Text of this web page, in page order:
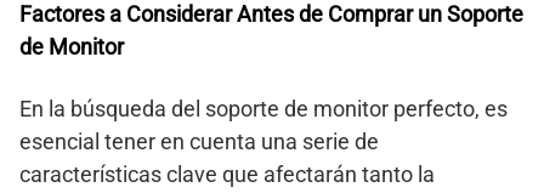
Factores a Considerar Antes de Comprar un Soporte
de Monitor
En la búsqueda del soporte de monitor perfecto, es
esencial tener en cuenta una serie de
características clave que afectarán tanto la